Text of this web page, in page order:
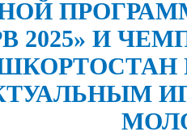
2025» И